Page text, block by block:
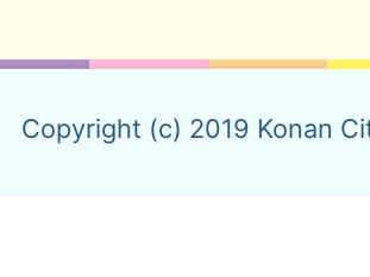
Copyright (c) 2019 Konan